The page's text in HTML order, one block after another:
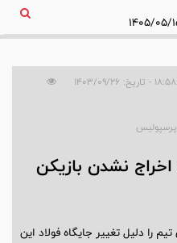
پرسپولیس
نشدن بازیکن
را دلیل تغییر جایگاه فولاد این